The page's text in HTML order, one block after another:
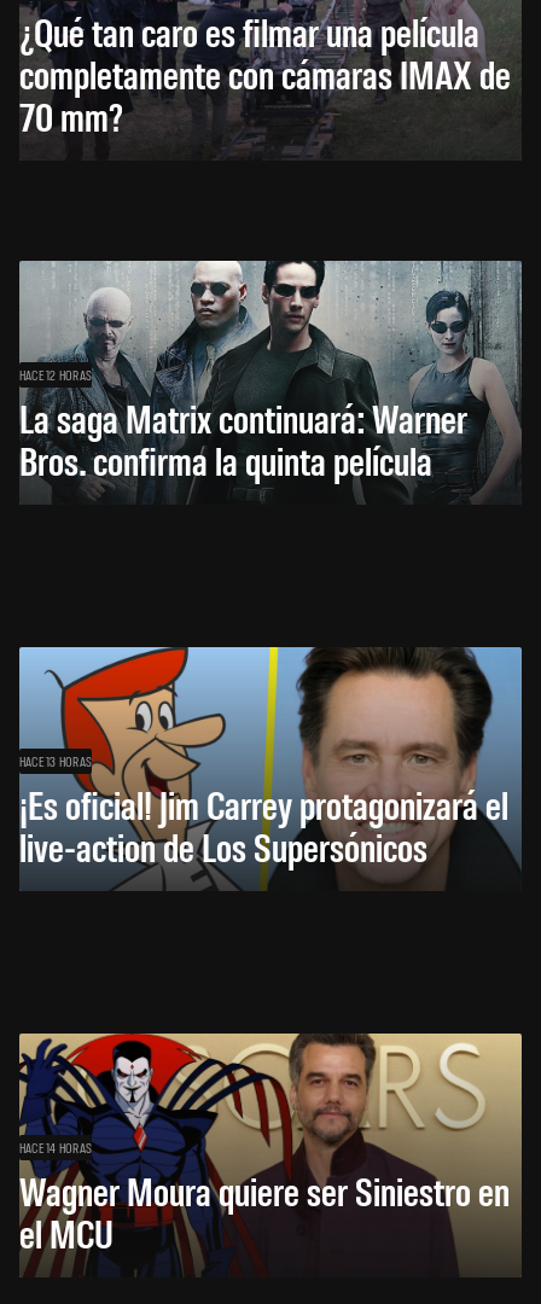
¿Qué tan caro es filmar una película
completamente con cámaras IMAX de
70 mm?
HACE 12 HORAS
La saga Matrix continuará: Warner
Bros. confirma la quinta película
HACE 13 HORAS
¡Es oficial! Jim Carrey protagonizará el
live-action de Los Supersónicos
HACE 14 HORAS
Wagner Moura quiere ser Siniestro en
el MCU